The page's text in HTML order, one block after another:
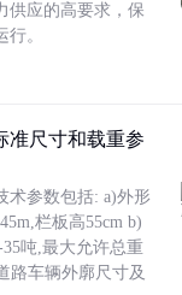
供应的高要求，保
。
准尺寸和载重参
术参数包括: a)外形
栏板高55cm b)
吨,最大允许总重
路车辆外廓尺寸及